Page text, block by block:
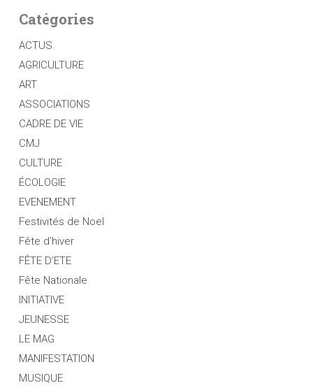
Catégories
ACTUS
AGRICULTURE
ART
ASSOCIATIONS
CADRE DE VIE
CMJ
CULTURE
ÉCOLOGIE
EVENEMENT
Festivités de Noel
Fête d'hiver
FÊTE D’ETE
Fête Nationale
INITIATIVE
JEUNESSE
LE MAG
MANIFESTATION
MUSIQUE